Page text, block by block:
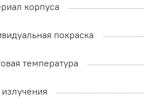
корпуса
покраска
температура